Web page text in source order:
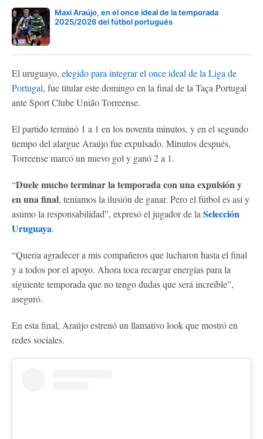
Maxi Araújo, en el once ideal de la temporada
2025/2026 del fútbol portugués
El uruguayo, elegido para integrar el once ideal de la Liga de
Portugal, fue titular este domingo en la final de la Taça Portugal
ante Sport Clube União Torreense.
El partido terminó 1 a 1 en los noventa minutos, y en el segundo
tiempo del alargue Araújo fue expulsado. Minutos después,
Torreense marcó un nuevo gol y ganó 2 a 1.
“Duele mucho terminar la temporada con una expulsión y
en una final, teníamos la ilusión de ganar. Pero el fútbol es así y
asumo la responsabilidad”, expresó el jugador de la Selección
Uruguaya.
“Quería agradecer a mis compañeros que lucharon hasta el final
y a todos por el apoyo. Ahora toca recargar energías para la
siguiente temporada que no tengo dudas que será increíble”,
aseguró.
En esta final, Araújo estrenó un llamativo look que mostró en
redes sociales.